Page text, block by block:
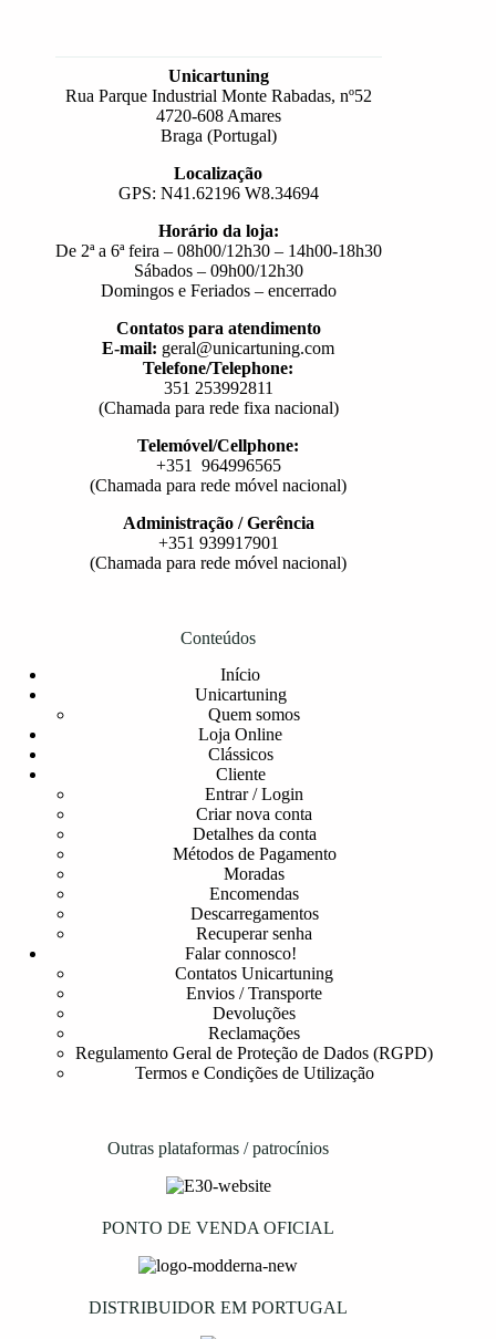
Unicartuning
Rua Parque Industrial Monte Rabadas, nº52
4720-608 Amares
Braga (Portugal)
Localização
GPS: N41.62196 W8.34694
Horário da loja:
De 2ª a 6ª feira – 08h00/12h30 – 14h00-18h30
Sábados – 09h00/12h30
Domingos e Feriados – encerrado
Contatos para atendimento
E-mail: geral@unicartuning.com
Telefone/Telephone:
351 253992811
(Chamada para rede fixa nacional)
Telemóvel/Cellphone:
+351 964996565
(Chamada para rede móvel nacional)
Administração / Gerência
+351 939917901
(Chamada para rede móvel nacional)
Conteúdos
Início
Unicartuning
Quem somos
Loja Online
Clássicos
Cliente
Entrar / Login
Criar nova conta
Detalhes da conta
Métodos de Pagamento
Moradas
Encomendas
Descarregamentos
Recuperar senha
Falar connosco!
Contatos Unicartuning
Envios / Transporte
Devoluções
Reclamações
Regulamento Geral de Proteção de Dados (RGPD)
Termos e Condições de Utilização
Outras plataformas / patrocínios
PONTO DE VENDA OFICIAL
DISTRIBUIDOR EM PORTUGAL